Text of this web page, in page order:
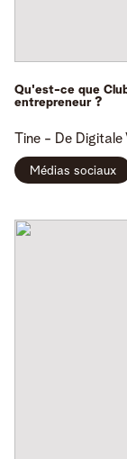
Qu'est-ce que
entrepreneur ?
Tine - De Digitale
Médias sociaux